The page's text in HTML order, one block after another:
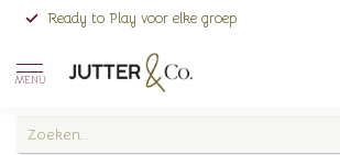
Ready to Play voor elke groep
MENU